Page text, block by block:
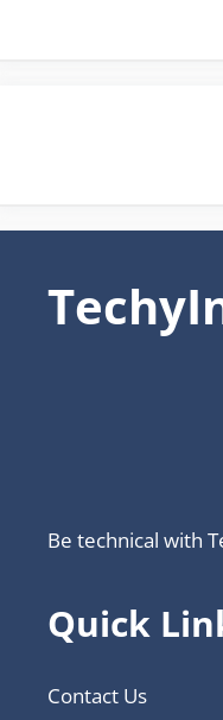
Be technical with
Quick
Contact Us